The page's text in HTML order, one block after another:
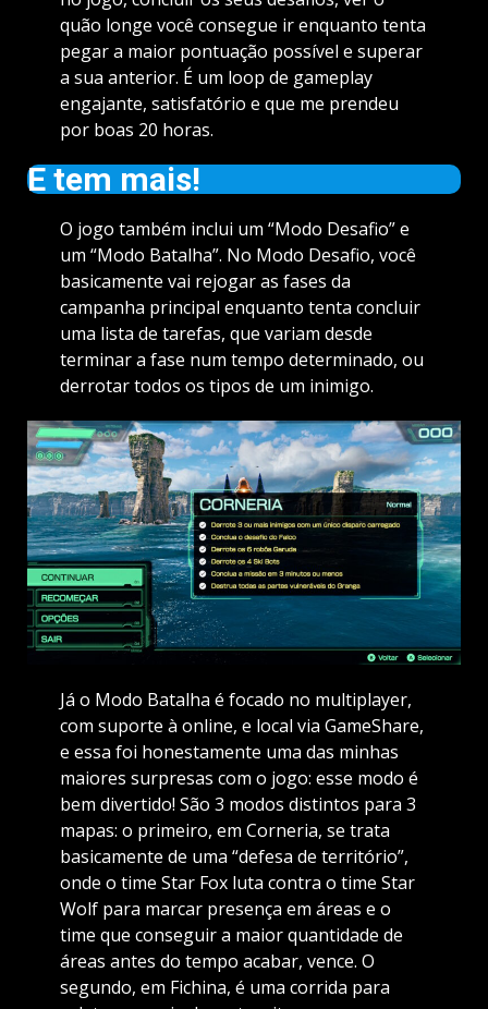
quão longe você consegue ir enquanto tenta
pegar a maior pontuação possível e superar
a sua anterior. É um loop de gameplay
engajante, satisfatório e que me prendeu
por boas 20 horas.
E tem mais!
O jogo também inclui um “Modo Desafio” e
um “Modo Batalha”. No Modo Desafio, você
basicamente vai rejogar as fases da
campanha principal enquanto tenta concluir
uma lista de tarefas, que variam desde
terminar a fase num tempo determinado, ou
derrotar todos os tipos de um inimigo.
Já o Modo Batalha é focado no multiplayer,
com suporte à online, e local via GameShare,
e essa foi honestamente uma das minhas
maiores surpresas com o jogo: esse modo é
bem divertido! São 3 modos distintos para 3
mapas: o primeiro, em Corneria, se trata
basicamente de uma “defesa de território”,
onde o time Star Fox luta contra o time Star
Wolf para marcar presença em áreas e o
time que conseguir a maior quantidade de
áreas antes do tempo acabar, vence. O
segundo, em Fichina, é uma corrida para